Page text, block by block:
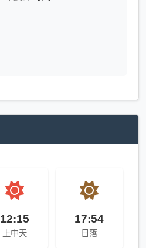
12:15
上中天
17:54
日落